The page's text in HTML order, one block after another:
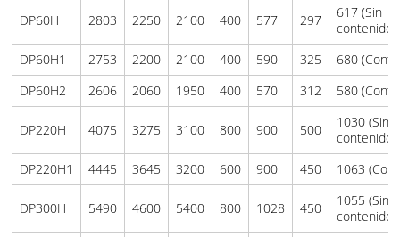
DP60H 2803 2250 2100 400 577 297
617 (Sin
contenido)
DP60H1
2753 2200 2100 400 590 325
680
DP60H2
2606 2060 1950 400 570 312 580
DP220H 4075 3275 3100 800 900 500
1030 (Sin
contenido)
DP220H1
4445 3645 3200 600 900 450 1063
DP300H 5490 4600 5400 800 1028 450
1055 (Sin
contenido)